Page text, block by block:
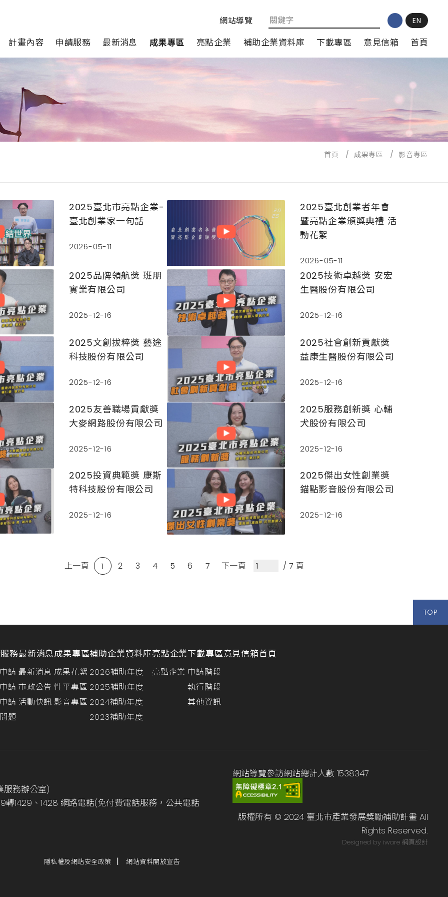
網站導覽 EN
計畫內容 申請服務 最新消息 成果專區 亮點企業 補助企業資料庫 下載專區 意見信箱 首頁
首頁 / 成果專區 / 影音專區
2025臺北市亮點企業-
臺北創業家一句話
2026-05-11
2025臺北創業者年會
暨亮點企業頒獎典禮 活
動花絮
2026-05-11
2025品牌領航獎 班朋
實業有限公司
2025-12-16
2025技術卓越獎 安宏
生醫股份有限公司
2025-12-16
2025文創拔粹獎 藝途
科技股份有限公司
2025-12-16
2025社會創新貢獻獎
益康生醫股份有限公司
2025-12-16
2025友善職場貢獻獎
大麥網路股份有限公司
2025-12-16
2025服務創新獎 心輔
犬股份有限公司
2025-12-16
2025投資典範獎 康斯
特科技股份有限公司
2025-12-16
2025傑出女性創業獎
錨點影音股份有限公司
2025-12-16
上一頁 1 2 3 4 5 6 7 下一頁 / 7 頁
TOP
務
請
請
請
題
最新消息
最新消息
市政公告
活動快訊
成果專區
成果花絮
性平專區
影音專區
補助企業資料庫
2026補助年度
2025補助年度
2024補助年度
2023補助年度
亮點企業
亮點企業
下載專區
申請階段
執行階段
其他資訊
意見信箱首頁
服務辦公室)
1429、1428 網路電話(免付費電話服務，公共電話
網站導覽參訪網站總計人數 1538347
版權所有 © 2024 臺北市產業發展獎勵補助計畫 All
Rights Reserved.
Designed by iware 網頁設計
隱私權及網站安全政策 網站資料開放宣告